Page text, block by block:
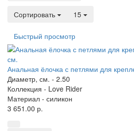
Сортировать 15
Быстрый просмотр
Анальная ёлочка с петлями для
Диаметр, см. - 2.50
Коллекция - Love Rider
Материал - силикон
3 651.00 р.